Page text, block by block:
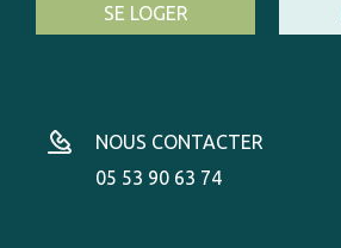
SE LOGER
NOUS CONTACTER
05 53 90 63 74